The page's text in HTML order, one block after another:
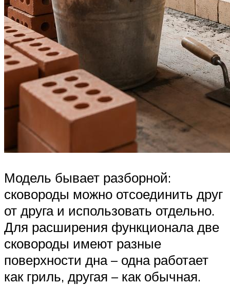
Модель бывает разборной:
сковороды можно отсоединить друг
от друга и использовать отдельно.
Для расширения функционала две
сковороды имеют разные
поверхности дна – одна работает
как гриль, другая – как обычная.